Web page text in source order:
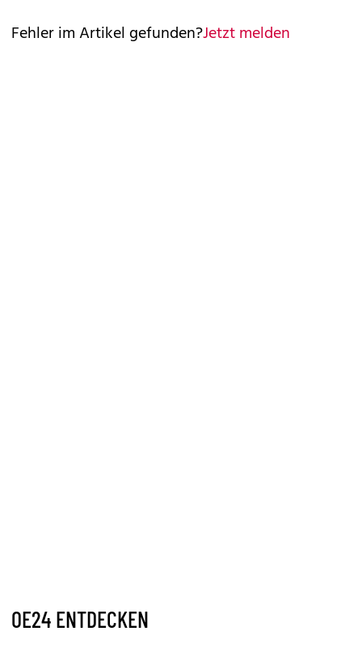
Fehler im Artikel gefunden?Jetzt melden
OE24 ENTDECKEN